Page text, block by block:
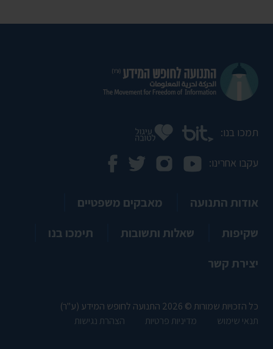
תמכו בנו:
עקבו אחרינו:
אודות התנועה
מאבקים משפטיים
שקיפות
שאלות ותשובות
תימכו בנו
יצירת קשר
כל הזכויות שמורות © 2026 התנועה לחופש המידע (ע"ר)
תנאי שימוש
מדיניות פרטיות הצהרת נגישות